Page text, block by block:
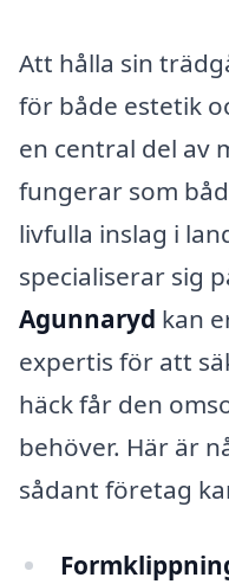
Att hålla sin
för både estetik
en central del av
fungerar som
livfulla inslag i
specialiserar sig
Agunnaryd kan
expertis för att
häck får den
behöver. Här är
sådant företag